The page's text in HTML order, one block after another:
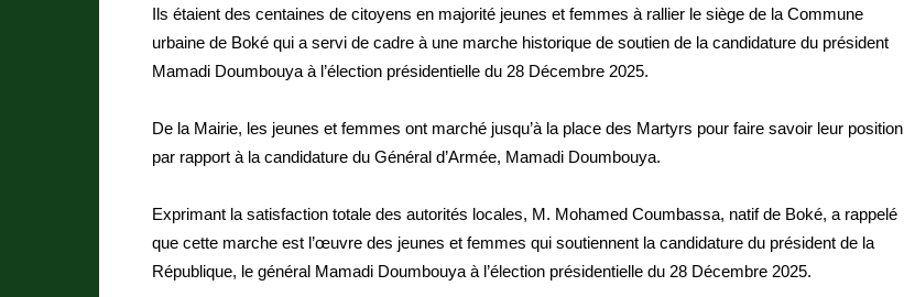
Ils étaient des centaines de citoyens en majorité jeunes et femmes à rallier le siège de la Commune
urbaine de Boké qui a servi de cadre à une marche historique de soutien de la candidature du président
Mamadi Doumbouya à l’élection présidentielle du 28 Décembre 2025.
De la Mairie, les jeunes et femmes ont marché jusqu’à la place des Martyrs pour faire savoir leur position
par rapport à la candidature du Général d’Armée, Mamadi Doumbouya.
Exprimant la satisfaction totale des autorités locales, M. Mohamed Coumbassa, natif de Boké, a rappelé
que cette marche est l’œuvre des jeunes et femmes qui soutiennent la candidature du président de la
République, le général Mamadi Doumbouya à l’élection présidentielle du 28 Décembre 2025.